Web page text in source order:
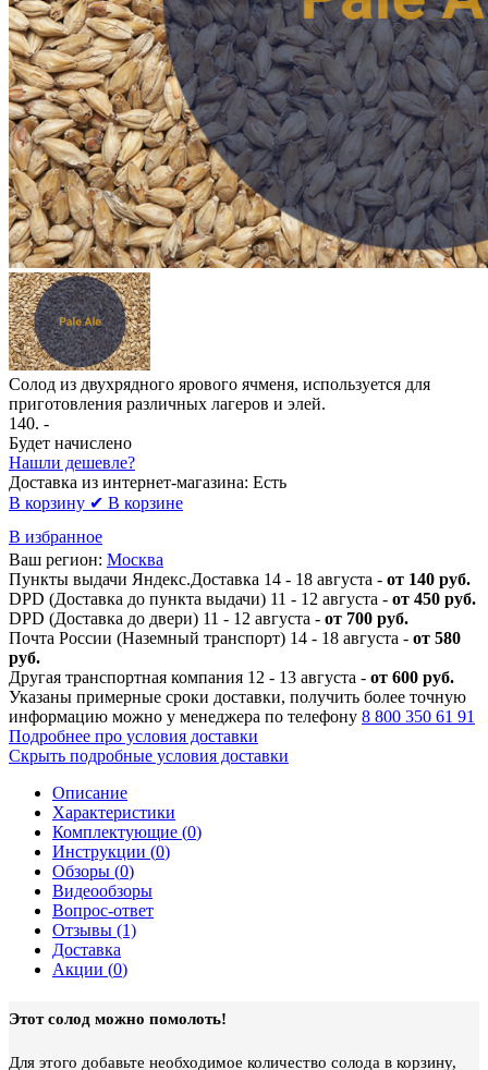
Солод из двухрядного ярового ячменя, используется для
приготовления различных лагеров и элей.
140. -
Будет начислено
Нашли дешевле?
Доставка из интернет-магазина: Есть
В корзину ✔ В корзине
В избранное
Ваш регион: Москва
Пункты выдачи Яндекс.Доставка 14 - 18 августа - от 140 руб.
DPD (Доставка до пункта выдачи) 11 - 12 августа - от 450 руб.
DPD (Доставка до двери) 11 - 12 августа - от 700 руб.
Почта России (Наземный транспорт) 14 - 18 августа - от 580
руб.
Другая транспортная компания 12 - 13 августа - от 600 руб.
Указаны примерные сроки доставки, получить более точную
информацию можно у менеджера по телефону 8 800 350 61 91
Подробнее про условия доставки
Скрыть подробные условия доставки
Описание
Характеристики
Комплектующие (0)
Инструкции (0)
Обзоры (0)
Видеообзоры
Вопрос-ответ
Отзывы (1)
Доставка
Акции (0)
Этот солод можно помолоть!
Для этого добавьте необходимое количество солода в корзину,